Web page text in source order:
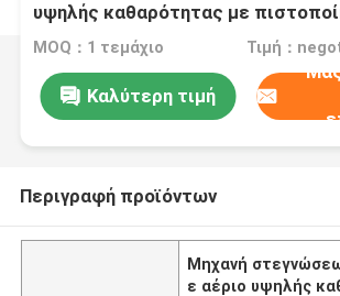
υψηλής καθαρότητας με
MOQ：1 τεμάχιο Τιμή：
Καλύτερη τιμή
Περιγραφή προϊόντων
Μηχανή
ε αέριο υψηλής